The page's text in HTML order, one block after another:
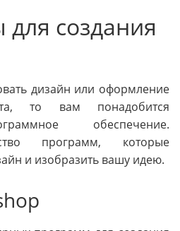
создания
дизайн или оформление
то вам понадобится
обеспечение.
программ, которые
и изобразить вашу идею.